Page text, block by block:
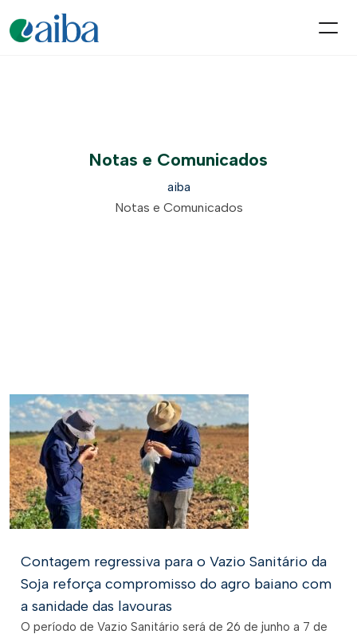
Notas e Comunicados
aiba
Notas e Comunicados
Contagem regressiva para o Vazio Sanitário da
Soja reforça compromisso do agro baiano com
a sanidade das lavouras
O período de Vazio Sanitário será de 26 de junho a 7 de